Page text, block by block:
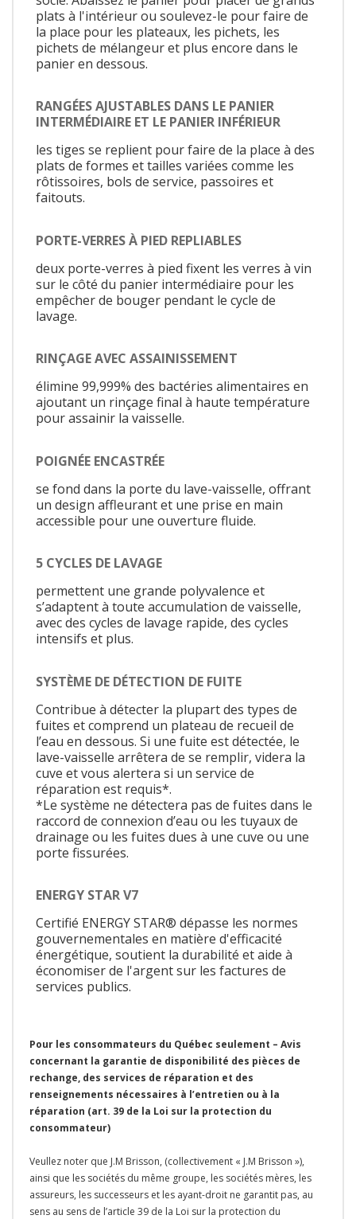
plats à l'intérieur ou soulevez-le pour faire de
la place pour les plateaux, les pichets, les
pichets de mélangeur et plus encore dans le
panier en dessous.
RANGÉES AJUSTABLES DANS LE PANIER
INTERMÉDIAIRE ET LE PANIER INFÉRIEUR
les tiges se replient pour faire de la place à des
plats de formes et tailles variées comme les
rôtissoires, bols de service, passoires et
faitouts.
PORTE-VERRES À PIED REPLIABLES
deux porte-verres à pied fixent les verres à vin
sur le côté du panier intermédiaire pour les
empêcher de bouger pendant le cycle de
lavage.
RINÇAGE AVEC ASSAINISSEMENT
élimine 99,999% des bactéries alimentaires en
ajoutant un rinçage final à haute température
pour assainir la vaisselle.
POIGNÉE ENCASTRÉE
se fond dans la porte du lave-vaisselle, offrant
un design affleurant et une prise en main
accessible pour une ouverture fluide.
5 CYCLES DE LAVAGE
permettent une grande polyvalence et
s’adaptent à toute accumulation de vaisselle,
avec des cycles de lavage rapide, des cycles
intensifs et plus.
SYSTÈME DE DÉTECTION DE FUITE
Contribue à détecter la plupart des types de
fuites et comprend un plateau de recueil de
l’eau en dessous. Si une fuite est détectée, le
lave-vaisselle arrêtera de se remplir, videra la
cuve et vous alertera si un service de
réparation est requis*.
*Le système ne détectera pas de fuites dans le
raccord de connexion d’eau ou les tuyaux de
drainage ou les fuites dues à une cuve ou une
porte fissurées.
ENERGY STAR V7
Certifié ENERGY STAR® dépasse les normes
gouvernementales en matière d'efficacité
énergétique, soutient la durabilité et aide à
économiser de l'argent sur les factures de
services publics.
Pour les consommateurs du Québec seulement – Avis
concernant la garantie de disponibilité des pièces de
rechange, des services de réparation et des
renseignements nécessaires à l’entretien ou à la
réparation (art. 39 de la Loi sur la protection du
consommateur)
Veullez noter que J.M Brisson, (collectivement « J.M Brisson »),
ainsi que les sociétés du même groupe, les sociétés mères, les
assureurs, les successeurs et les ayant-droit ne garantit pas, au
sens au sens de l’article 39 de la Loi sur la protection du